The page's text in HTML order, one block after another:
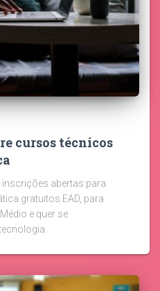
cursos técnicos
inscrições abertas para
gratuitos EAD, para
e quer se